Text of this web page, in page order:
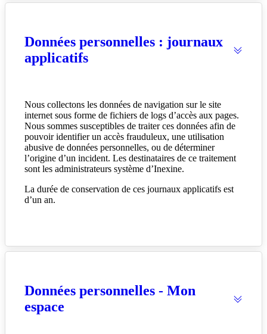
Données personnelles : journaux
applicatifs
Nous collectons les données de navigation sur le site
internet sous forme de fichiers de logs d’accès aux pages.
Nous sommes susceptibles de traiter ces données afin de
pouvoir identifier un accès frauduleux, une utilisation
abusive de données personnelles, ou de déterminer
l’origine d’un incident. Les destinataires de ce traitement
sont les administrateurs système d’Inexine.
La durée de conservation de ces journaux applicatifs est
d’un an.
Données personnelles - Mon
espace